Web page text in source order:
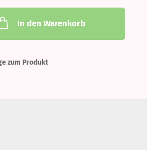
In den Warenkorb
zum Produkt